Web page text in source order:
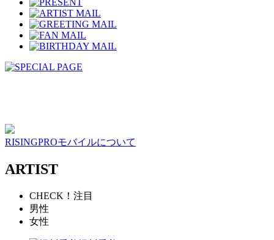
RISINGPROモバイルについて
ARTIST
CHECK！注目
男性
女性